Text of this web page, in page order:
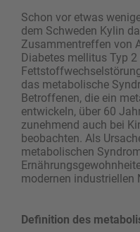
Schon vor etwas
dem Schweden Kylin
Zusammentreffen von
Diabetes mellitus Typ 2
das metabolische
Betroffenen, die ein
entwickeln, über 60
zunehmend auch bei
beobachten. Als
metabolischen
modernen industriellen
Definition des